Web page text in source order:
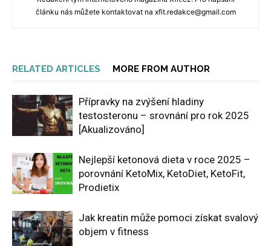
článku nás můžete kontaktovat na xfit.redakce@gmail.com
RELATED ARTICLES MORE FROM AUTHOR
Přípravky na zvýšení hladiny
testosteronu – srovnání pro rok 2025
[Akualizováno]
Nejlepší ketonová dieta v roce 2025 –
porovnání KetoMix, KetoDiet, KetoFit,
Prodietix
Jak kreatin může pomoci získat svalový
objem v fitness